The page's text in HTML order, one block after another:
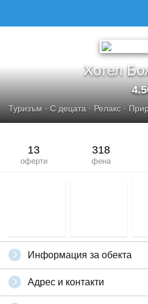
Хотел
Туризъм · С децата · Релакс ·
13
оферти
318
фена
Информация за обекта
Адрес и контакти